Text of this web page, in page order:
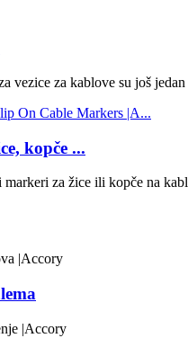
vezice za kablove su još
kopče ...
za žice ili kopče na